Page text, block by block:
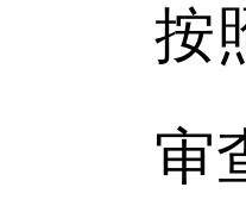
按
审